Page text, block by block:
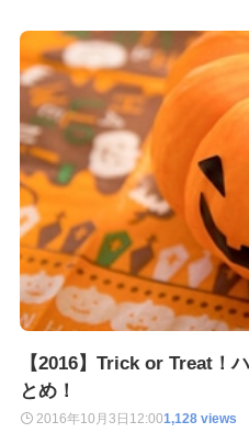
【2016】Trick or Treat！
とめ！
2016年10月3日 12:001,128 views